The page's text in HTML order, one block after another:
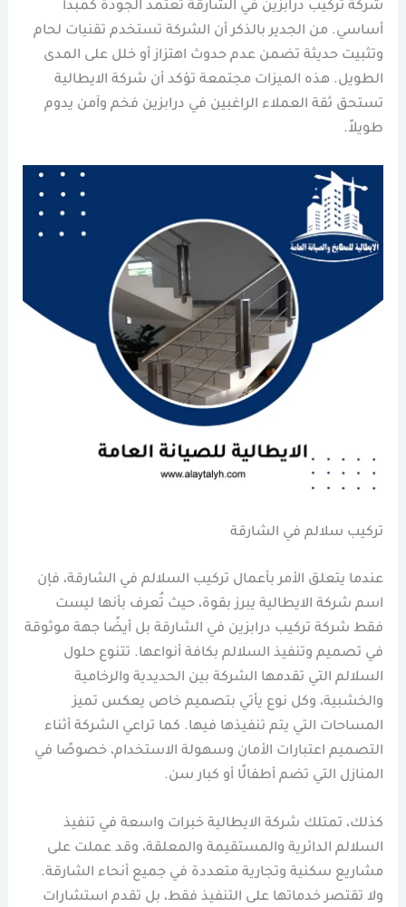
شركة تركيب درابزين في الشارقة تعتمد الجودة كمبدأ
أساسي. من الجدير بالذكر أن الشركة تستخدم تقنيات لحام
وتثبيت حديثة تضمن عدم حدوث اهتزاز أو خلل على المدى
الطويل. هذه الميزات مجتمعة تؤكد أن شركة الايطالية
تستحق ثقة العملاء الراغبين في درابزين فخم وآمن يدوم
طويلاً.
تركيب سلالم في الشارقة
عندما يتعلق الأمر بأعمال تركيب السلالم في الشارقة، فإن
اسم شركة الايطالية يبرز بقوة، حيث تُعرف بأنها ليست
فقط شركة تركيب درابزين في الشارقة بل أيضًا جهة موثوقة
في تصميم وتنفيذ السلالم بكافة أنواعها. تتنوع حلول
السلالم التي تقدمها الشركة بين الحديدية والرخامية
والخشبية، وكل نوع يأتي بتصميم خاص يعكس تميز
المساحات التي يتم تنفيذها فيها. كما تراعي الشركة أثناء
التصميم اعتبارات الأمان وسهولة الاستخدام، خصوصًا في
المنازل التي تضم أطفالًا أو كبار سن.
كذلك، تمتلك شركة الايطالية خبرات واسعة في تنفيذ
السلالم الدائرية والمستقيمة والمعلقة، وقد عملت على
مشاريع سكنية وتجارية متعددة في جميع أنحاء الشارقة.
ولا تقتصر خدماتها على التنفيذ فقط، بل تقدم استشارات